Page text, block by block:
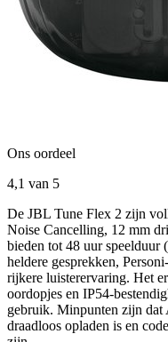
Ons oordeel
4,1 van 5
De JBL Tune Flex 2 zijn
Noise Cancelling, 12 mm
bieden tot 48 uur
heldere gesprekken,
rijkere luisterervaring. Het
oordopjes en
gebruik. Minpunten zijn dat
draadloos opladen is en